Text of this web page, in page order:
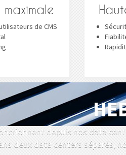
maximale
de CMS
depuis nos data
deux data centers séparés,